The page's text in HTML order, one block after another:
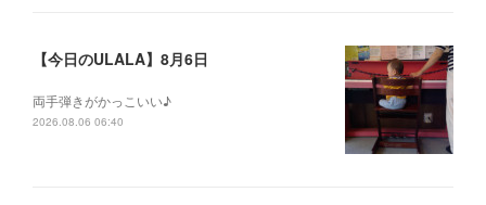
【今日のULALA】8月6日
両手弾きがかっこいい♪
2026.08.06 06:40